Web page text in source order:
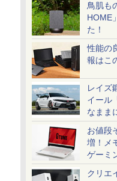
鳥肌も
HOME
た！
性能の
報はこ
レイズ
イール
なまま
お値段
増！メ
ゲーミ
クリエ